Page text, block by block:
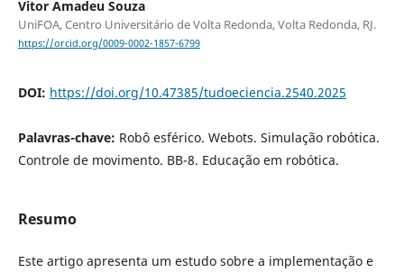
Vitor Amadeu Souza
UniFOA, Centro Universitário de Volta Redonda, Volta Redonda, RJ.
https://orcid.org/0009-0002-1857-6799
DOI: https://doi.org/10.47385/tudoeciencia.2540.2025
Palavras-chave: Robô esférico. Webots. Simulação robótica.
Controle de movimento. BB-8. Educação em robótica.
Resumo
Este artigo apresenta um estudo sobre a implementação e